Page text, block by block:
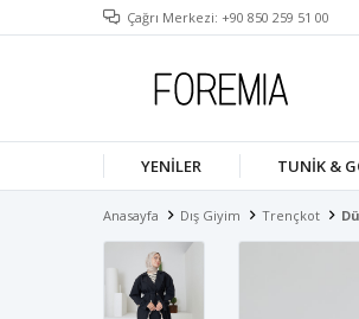
Çağrı Merkezi: +90 850 259 51 00
YENILER TUNIK &
Anasayfa Dış Giyim Trençkot